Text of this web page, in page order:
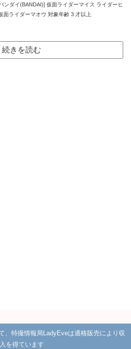
ンダイ(BANDAI)] 仮面ライダーマイス ライダーヒ
面ライダーマオウ 対象年齢 3 才以上
続きを読む
、特撮情報局LadyEveは適格販売により収
入を得ています